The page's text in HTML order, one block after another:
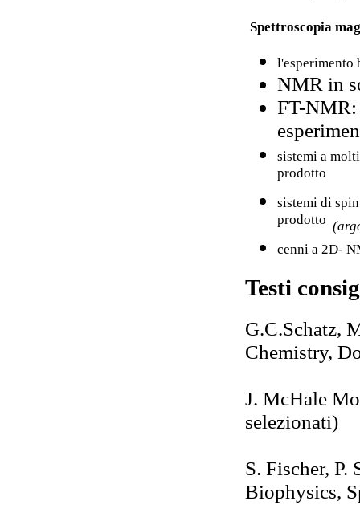
Spettroscopia
l'esperimento
NMR in
FT-NMR:
sistemi a
prodotto
sistemi di
prodotto
cenni a 2D-
Testi
G.C.Schatz,
Chemistry,
J. McHale
selezionati)
S. Fischer, P.
Biophysics,